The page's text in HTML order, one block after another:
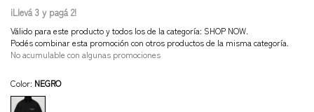
¡Llevá 3 y pagá 2!
Válido para este producto y todos los de la categoría: SHOP NOW.
Podés combinar esta promoción con otros productos de la misma categoría.
No acumulable con algunas promociones
Color: NEGRO